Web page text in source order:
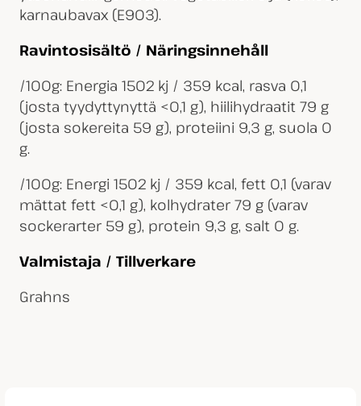
karnaubavax (E903).
Ravintosisältö / Näringsinnehåll
/100g: Energia 1502 kj / 359 kcal, rasva 0,1
(josta tyydyttynyttä <0,1 g), hiilihydraatit 79 g
(josta sokereita 59 g), proteiini 9,3 g, suola 0
g.
/100g: Energi 1502 kj / 359 kcal, fett 0,1 (varav
mättat fett <0,1 g), kolhydrater 79 g (varav
sockerarter 59 g), protein 9,3 g, salt 0 g.
Valmistaja / Tillverkare
Grahns